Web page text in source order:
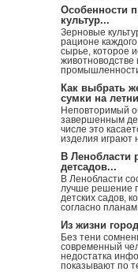
Особенности
культур...
Зерновые
рационе
сырье, которое
Как выбрать
сумки на
Неповторимый
завершенным
числе это
изделия играют
В Ленобласти
детсадов...
В Ленобласти
лучше решение
детских садов,
согласно
Из жизни
Без тени
современный
недостатка
показывают по